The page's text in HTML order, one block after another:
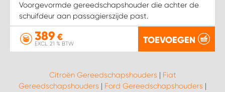
Voorgevormde gereedschapshouder die achter de
schuifdeur aan passagierszijde past.
389 €
EXCL. 21 % BTW TOEVOEGEN
Citroën Gereedschapshouders | Fiat
Gereedschapshouders | Ford Gereedschapshouders |
WORK SYSTEM WILLEMSTAD
WORK SYSTEM ZIERIKZEE